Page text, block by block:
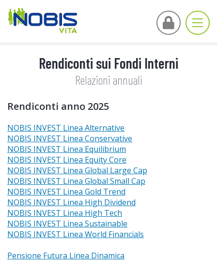
Rendiconti sui Fondi Interni
Relazioni annuali
Rendiconti anno 2025
NOBIS INVEST Linea Alternative
NOBIS INVEST Linea Conservative
NOBIS INVEST Linea Equilibrium
NOBIS INVEST Linea Equity Core
NOBIS INVEST Linea Global Large Cap
NOBIS INVEST Linea Global Small Cap
NOBIS INVEST Linea Gold Trend
NOBIS INVEST Linea High Dividend
NOBIS INVEST Linea High Tech
NOBIS INVEST Linea Sustainable
NOBIS INVEST Linea World Financials
Pensione Futura Linea Dinamica